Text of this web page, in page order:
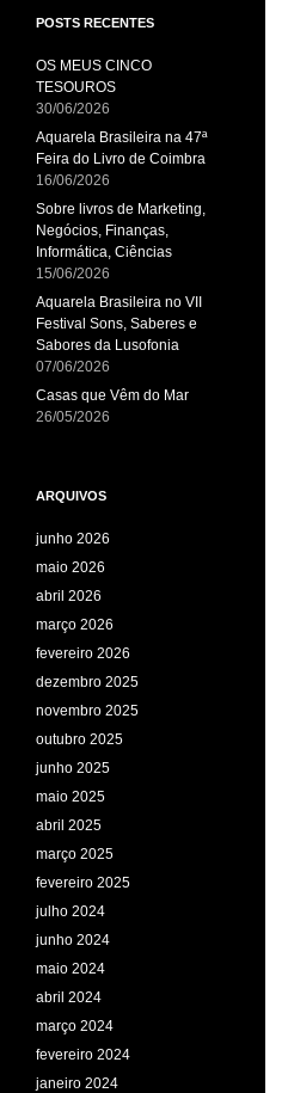
POSTS RECENTES
OS MEUS CINCO
TESOUROS
30/06/2026
Aquarela Brasileira na 47ª
Feira do Livro de Coimbra
16/06/2026
Sobre livros de Marketing,
Negócios, Finanças,
Informática, Ciências
15/06/2026
Aquarela Brasileira no VII
Festival Sons, Saberes e
Sabores da Lusofonia
07/06/2026
Casas que Vêm do Mar
26/05/2026
ARQUIVOS
junho 2026
maio 2026
abril 2026
março 2026
fevereiro 2026
dezembro 2025
novembro 2025
outubro 2025
junho 2025
maio 2025
abril 2025
março 2025
fevereiro 2025
julho 2024
junho 2024
maio 2024
abril 2024
março 2024
fevereiro 2024
janeiro 2024